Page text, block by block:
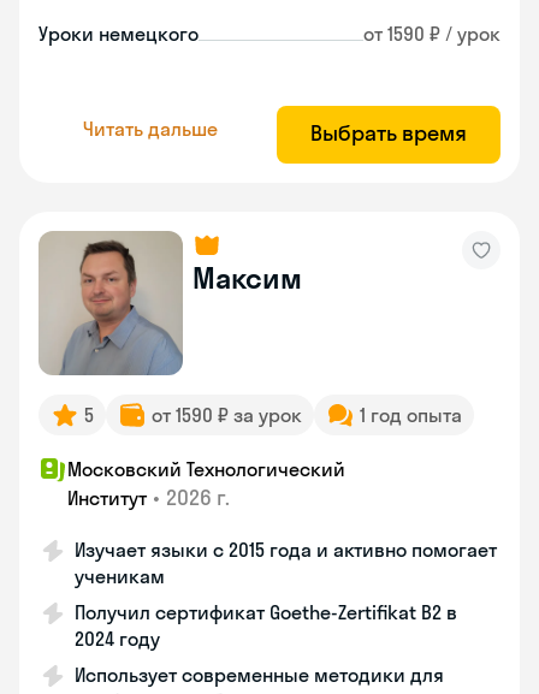
Уроки немецкого от 1590 ₽ / урок
Читать дальше Выбрать время
Максим
5 от 1590 ₽ за урок 1 год опыта
Московский Технологический
Институт • 2026 г.
Изучает языки с 2015 года и активно помогает
ученикам
Получил сертификат Goethe-Zertifikat B2 в
2024 году
Использует современные методики для